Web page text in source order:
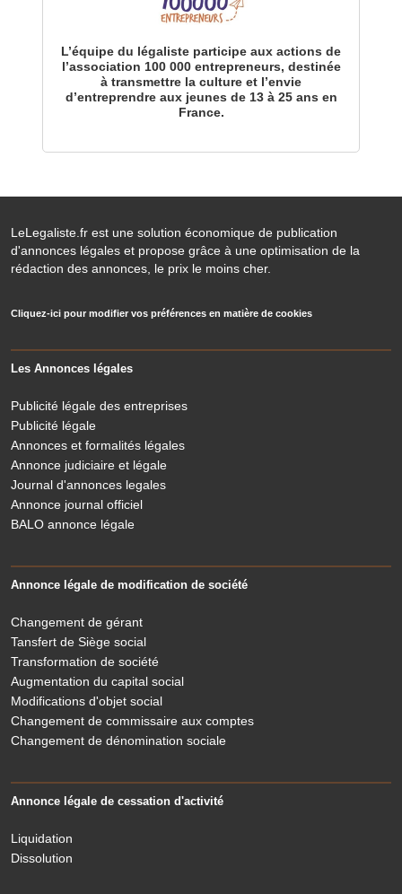
L’équipe du légaliste participe aux actions de
l’association 100 000 entrepreneurs, destinée
à transmettre la culture et l’envie
d’entreprendre aux jeunes de 13 à 25 ans en
France.
LeLegaliste.fr est une solution économique de publication
d'annonces légales et propose grâce à une optimisation de la
rédaction des annonces, le prix le moins cher.
Cliquez-ici pour modifier vos préférences en matière de cookies
Les Annonces légales
Publicité légale des entreprises
Publicité légale
Annonces et formalités légales
Annonce judiciaire et légale
Journal d'annonces legales
Annonce journal officiel
BALO annonce légale
Annonce légale de modification de société
Changement de gérant
Tansfert de Siège social
Transformation de société
Augmentation du capital social
Modifications d'objet social
Changement de commissaire aux comptes
Changement de dénomination sociale
Annonce légale de cessation d'activité
Liquidation
Dissolution